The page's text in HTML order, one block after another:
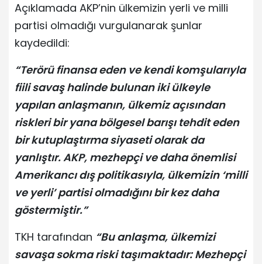
Açıklamada AKP’nin ülkemizin yerli ve milli
partisi olmadığı vurgulanarak şunlar
kaydedildi:
“Terörü finansa eden ve kendi komşularıyla
fiili savaş halinde bulunan iki ülkeyle
yapılan anlaşmanın, ülkemiz açısından
riskleri bir yana bölgesel barışı tehdit eden
bir kutuplaştırma siyaseti olarak da
yanlıştır. AKP, mezhepçi ve daha önemlisi
Amerikancı dış politikasıyla, ülkemizin ‘milli
ve yerli’ partisi olmadığını bir kez daha
göstermiştir.”
TKH tarafından “Bu anlaşma, ülkemizi
savaşa sokma riski taşımaktadır: Mezhepçi